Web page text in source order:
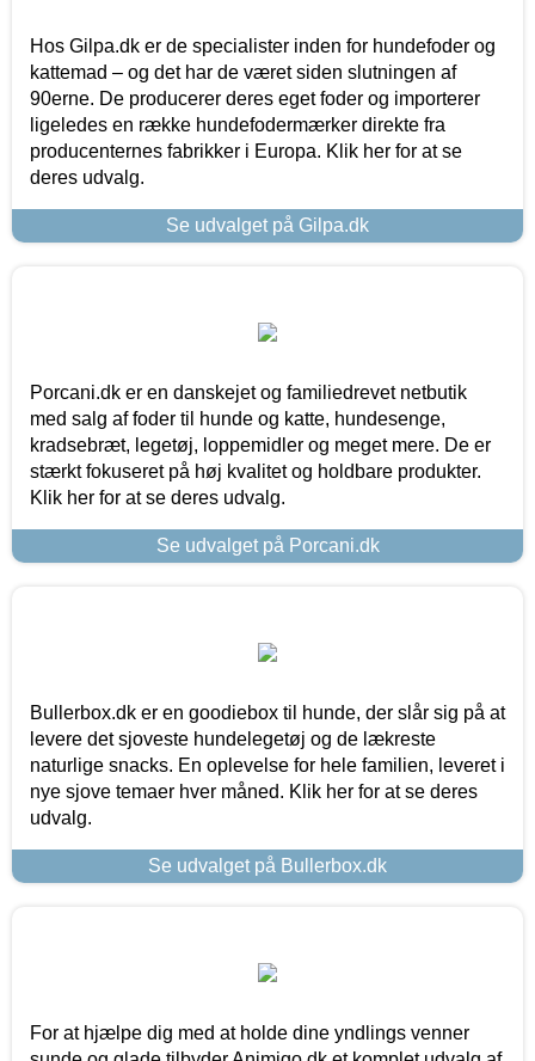
Hos Gilpa.dk er de specialister inden for hundefoder og
kattemad – og det har de været siden slutningen af
90erne. De producerer deres eget foder og importerer
ligeledes en række hundefodermærker direkte fra
producenternes fabrikker i Europa. Klik her for at se
deres udvalg.
Se udvalget på Gilpa.dk
Porcani.dk er en danskejet og familiedrevet netbutik
med salg af foder til hunde og katte, hundesenge,
kradsebræt, legetøj, loppemidler og meget mere. De er
stærkt fokuseret på høj kvalitet og holdbare produkter.
Klik her for at se deres udvalg.
Se udvalget på Porcani.dk
Bullerbox.dk er en goodiebox til hunde, der slår sig på at
levere det sjoveste hundelegetøj og de lækreste
naturlige snacks. En oplevelse for hele familien, leveret i
nye sjove temaer hver måned. Klik her for at se deres
udvalg.
Se udvalget på Bullerbox.dk
For at hjælpe dig med at holde dine yndlings venner